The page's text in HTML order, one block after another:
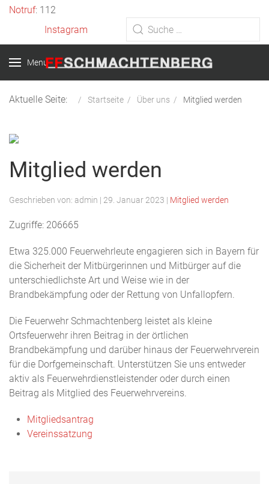
Notruf: 112
Instagram
Type 2 or more characters for
results.
Menu
Aktuelle Seite: Startseite Über uns Mitglied werden
Mitglied werden
Geschrieben von: admin | 29. Januar 2023 | Mitglied werden
Zugriffe: 206665
Etwa 325.000 Feuerwehrleute engagieren sich in Bayern für
die Sicherheit der Mitbürgerinnen und Mitbürger auf die
unterschiedlichste Art und Weise wie in der
Brandbekämpfung oder der Rettung von Unfallopfern.
Die Feuerwehr Schmachtenberg leistet als kleine
Ortsfeuerwehr ihren Beitrag in der örtlichen
Brandbekämpfung und darüber hinaus der Feuerwehrverein
für die Dorfgemeinschaft. Unterstützen Sie uns entweder
aktiv als Feuerwehrdienstleistender oder durch einen
Beitrag als Mitglied des Feuerwehrvereins.
Mitgliedsantrag
Vereinssatzung
Jahr
Monat
JahrMonat